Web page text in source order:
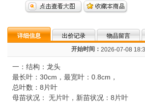
详细信息 出价记录 物品留言
开始时间： 2026-07-08
一：结构：龙头
最长叶：30cm，最宽叶：0.8cm，
总叶数：8片叶
母苗状况： 无片叶，新苗状况：8片叶